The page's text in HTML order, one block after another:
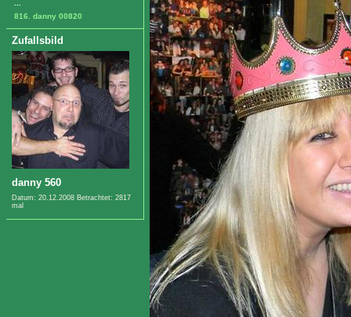
816. danny 00820
Zufallsbild
danny 560
Datum: 20.12.2008 Betrachtet: 2817
mal